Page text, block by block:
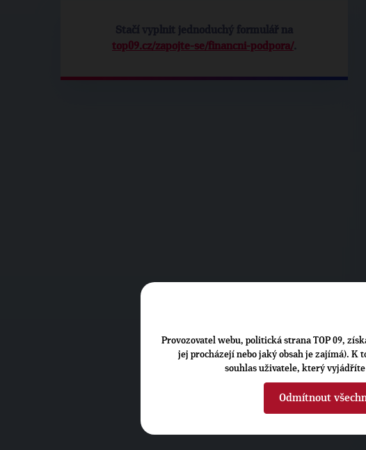
Stačí vyplnit jednoduchý formulář na
top09.cz/zapojte-se/financni-podpora/.
Provozovatel webu, politická strana TOP 09,
jej procházejí nebo jaký obsah je zajímá). K
souhlas uživatele, který vyjádříte
Odmítnout